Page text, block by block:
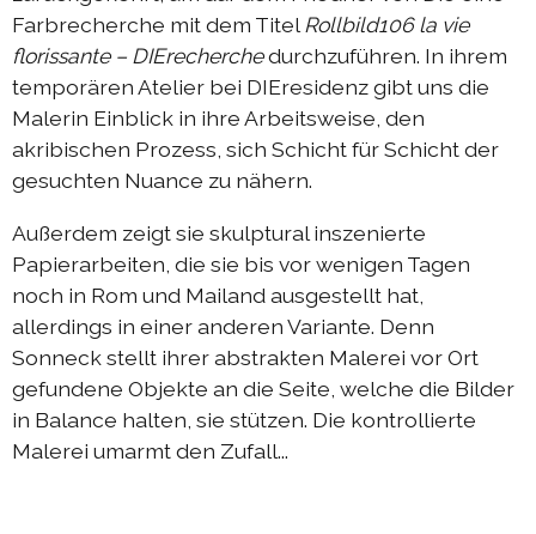
Austausch Die-Berlin 2025
Austausch Berlin-Die 2025
DIEresidenz Berlin September 2025
DIEresidenz Berlin Februar/Juni 2025
DIEresidenz Berlin Mai 2025
DIEresidenz Berlin März 2025
Sommerprogramm 2024
Austausch Die-Berlin 2024
DIEresidenz EXTRA-Lecture-performance 2024
Austausch Berlin-Die 2023
Farbrecherche mit dem TitelRollbild106la vie
florissante – DIErecherchedurchzuführen. In ihrem
temporären Atelier bei DIEresidenz gibt uns die
Malerin Einblick in ihre Arbeitsweise, den
akribischen Prozess, sich Schicht für Schicht der
gesuchten Nuance zu nähern.
Außerdem zeigt sie skulptural inszenierte
Papierarbeiten, die sie bis vor wenigen Tagen
noch in Rom und Mailand ausgestellt hat,
allerdings in einer anderen Variante. Denn
Sonneck stellt ihrer abstrakten Malerei vor Ort
gefundene Objekte an die Seite, welche die Bilder
in Balance halten, sie stützen. Die kontrollierte
Malerei umarmt den Zufall...